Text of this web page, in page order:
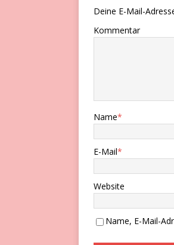
Deine E-Mail-
Kommentar
Name*
E-Mail*
Website
Name, E-Mail-